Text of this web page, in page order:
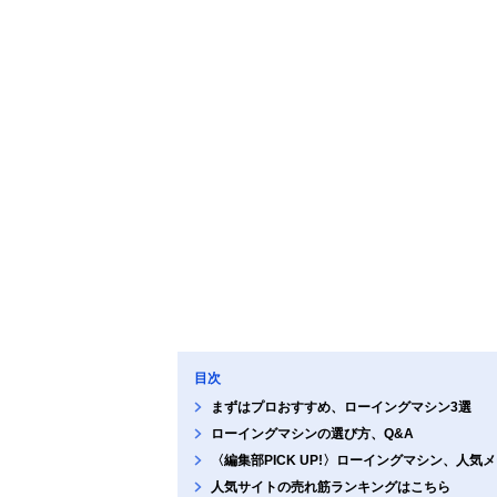
目次
まずはプロおすすめ、ローイングマシン3選
ローイングマシンの選び方、Q&A
〈編集部PICK UP!〉ローイングマシン、人気
人気サイトの売れ筋ランキングはこちら